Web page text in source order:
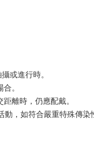
或進行時。
。
離時，仍應配戴。
動，如符合嚴重特殊傳染